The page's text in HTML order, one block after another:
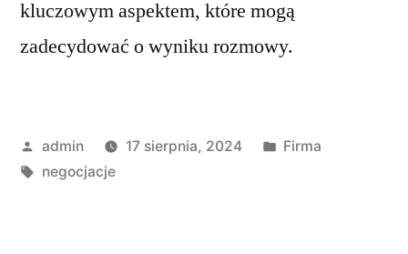
kluczowym aspektem, które mogą
zadecydować o wyniku rozmowy.
Opublikowane
przez
admin 17 sierpnia, 2024
Opublikowano
Firma
Tagi:
negocjacje